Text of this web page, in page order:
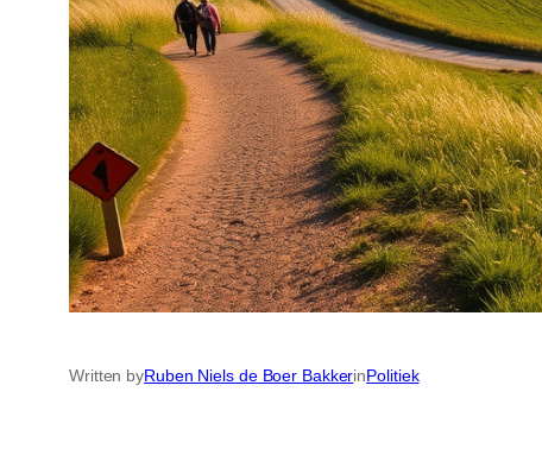
Written byRuben Niels de Boer BakkerinPolitiek